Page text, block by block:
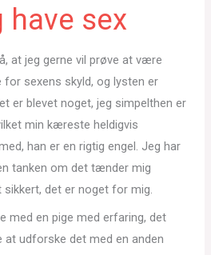
have sex
at jeg gerne vil prøve at være
for sexens skyld, og lysten er
er blevet noget, jeg simpelthen er
min kæreste heldigvis
han er en rigtig engel. Jeg har
tanken om det tænder mig
det er noget for mig.
med en pige med erfaring, det
udforske det med en anden